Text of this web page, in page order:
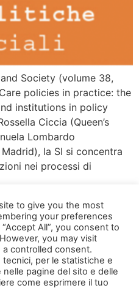
Society (volume 38,
policies in practice: the
institutions in policy
Ciccia (Queen’s
Lombardo
la SI si concentra
nei processi di
to give you the most
your preferences
All”, you consent to
you may visit
controlled consent.
per le statistiche e
pagine del sito e delle
come esprimere il tuo